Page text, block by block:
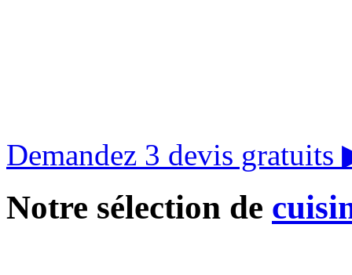
Demandez 3 devis gratuits
Notre sélection de